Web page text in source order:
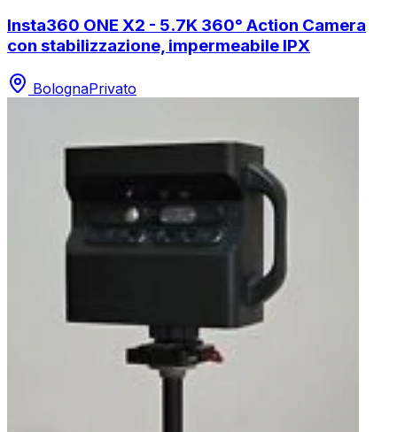
Insta360 ONE X2 - 5.7K 360° Action Camera
con stabilizzazione, impermeabile IPX
BolognaPrivato